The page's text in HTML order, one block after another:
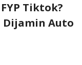
Tiktok?
Dijamin Auto